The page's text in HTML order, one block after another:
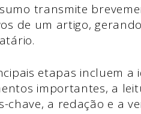
transmite
de um artigo,
etapas incluem
importantes, a
chave, a redação e a